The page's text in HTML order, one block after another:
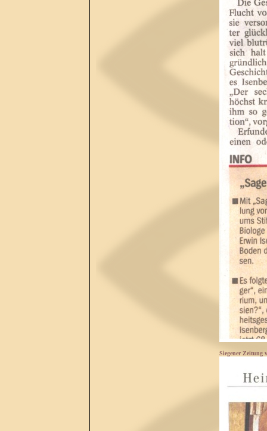
Siegener Zeitung